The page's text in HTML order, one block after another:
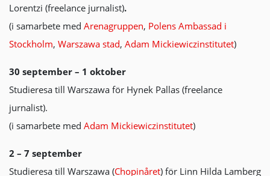
Lorentzi (freelance jurnalist).
(i samarbete med Arenagruppen, Polens Ambassad i
Stockholm, Warszawa stad, Adam Mickiewiczinstitutet)
30 september – 1 oktober
Studieresa till Warszawa för Hynek Pallas (freelance
jurnalist).
(i samarbete med Adam Mickiewiczinstitutet)
2 – 7 september
Studieresa till Warszawa (Chopinåret) för Linn Hilda Lamberg